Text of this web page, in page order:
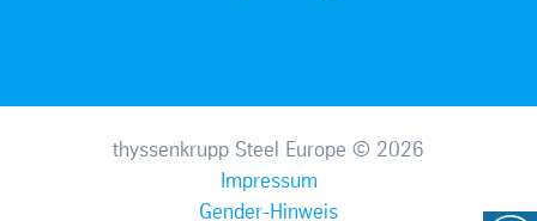
thyssenkrupp Steel Europe © 2026
Impressum
Gender-Hinweis